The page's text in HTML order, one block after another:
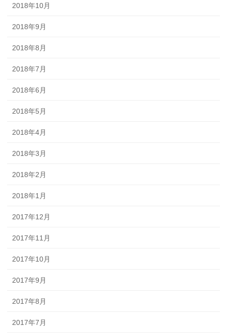
2018年10月
2018年9月
2018年8月
2018年7月
2018年6月
2018年5月
2018年4月
2018年3月
2018年2月
2018年1月
2017年12月
2017年11月
2017年10月
2017年9月
2017年8月
2017年7月